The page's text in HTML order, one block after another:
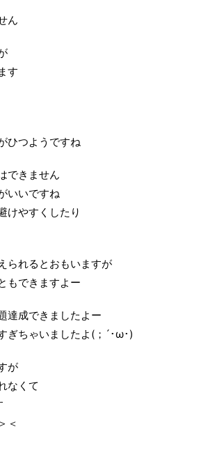
ん
す
ひつようですね
できません
いいですね
けやすくしたり
られるとおもいますが
もできますよー
達成できましたよー
ぎちゃいましたよ(；´･ω･)
が
なくて
＜